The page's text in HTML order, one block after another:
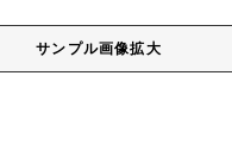
サンプル画像拡大